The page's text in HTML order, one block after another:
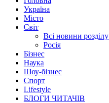
Україна
Місто
Світ
Всі новини розділу
Росія
Бізнес
Наука
Шоу-бізнес
Спорт
Lifestyle
БЛОГИ ЧИТАЧІВ